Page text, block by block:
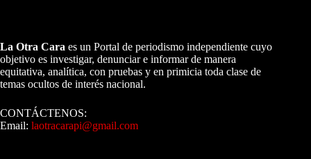
La Otra Cara es un Portal de periodismo independiente cuyo
objetivo es investigar, denunciar e informar de manera
equitativa, analítica, con pruebas y en primicia toda clase de
temas ocultos de interés nacional.
CONTÁCTENOS:
Email: laotracarapi@gmail.com